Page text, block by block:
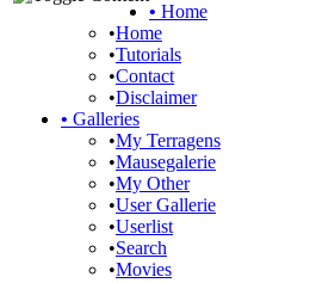
• Home
•Home
•Tutorials
•Contact
•Disclaimer
• Galleries
•My Terragens
•Mausegalerie
•My Other
•User Gallerie
•Userlist
•Search
•Movies